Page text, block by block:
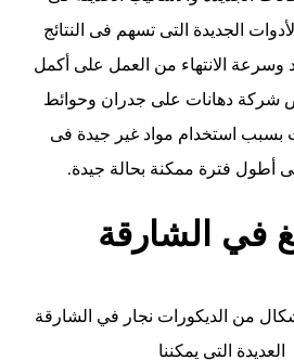
الجديدة التى تسهم فى النتائج
وسرعة الانتهاء من العمل على أكمل
دهانات على جدران وحوائط
بسبب استخدام مواد غير جيدة فى
أطول فترة ممكنة بحالة جيدة.
في الشارقة
من الديكورات نجار في الشارقة
العديدة التي يمكننا